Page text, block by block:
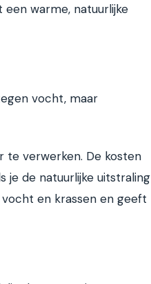
warme, natuurlijke
vocht, maar
te verwerken. De kosten
je de natuurlijke uitstraling
en krassen en geeft